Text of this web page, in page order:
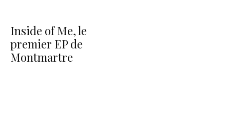
Inside of Me, le
premier EP de
Montmartre